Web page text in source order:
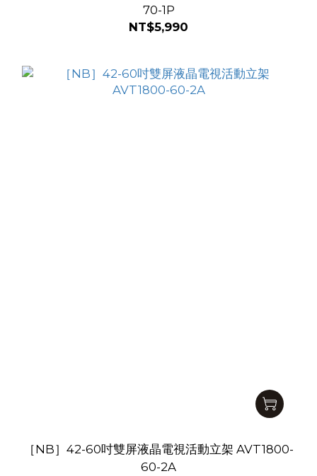
70-1P
NT$5,990
［NB］42-60吋雙屏液晶電視活動立架 AVT1800-
60-2A